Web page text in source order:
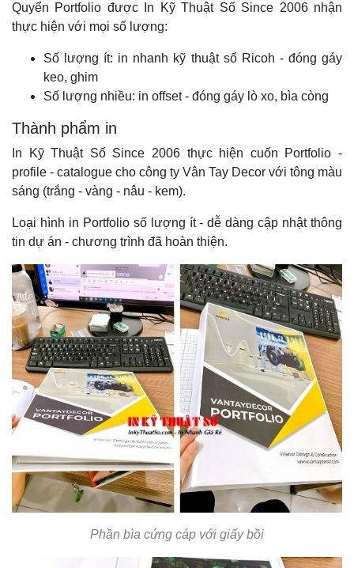
Quyển Portfolio được In Kỹ Thuật Số Since 2006 nhận
thực hiện với mọi số lượng:
Số lượng ít: in nhanh kỹ thuật số Ricoh - đóng gáy
keo, ghim
Số lượng nhiều: in offset - đóng gáy lò xo, bìa còng
Thành phẩm in
In Kỹ Thuật Số Since 2006 thực hiện cuốn Portfolio -
profile - catalogue cho công ty Vân Tay Decor với tông màu
sáng (trắng - vàng - nâu - kem).
Loại hình in Portfoliosố lượng ít - dễ dàng cập nhật thông
tin dự án - chương trình đã hoàn thiện.
Phần bìa cứng cáp với giấy bồi